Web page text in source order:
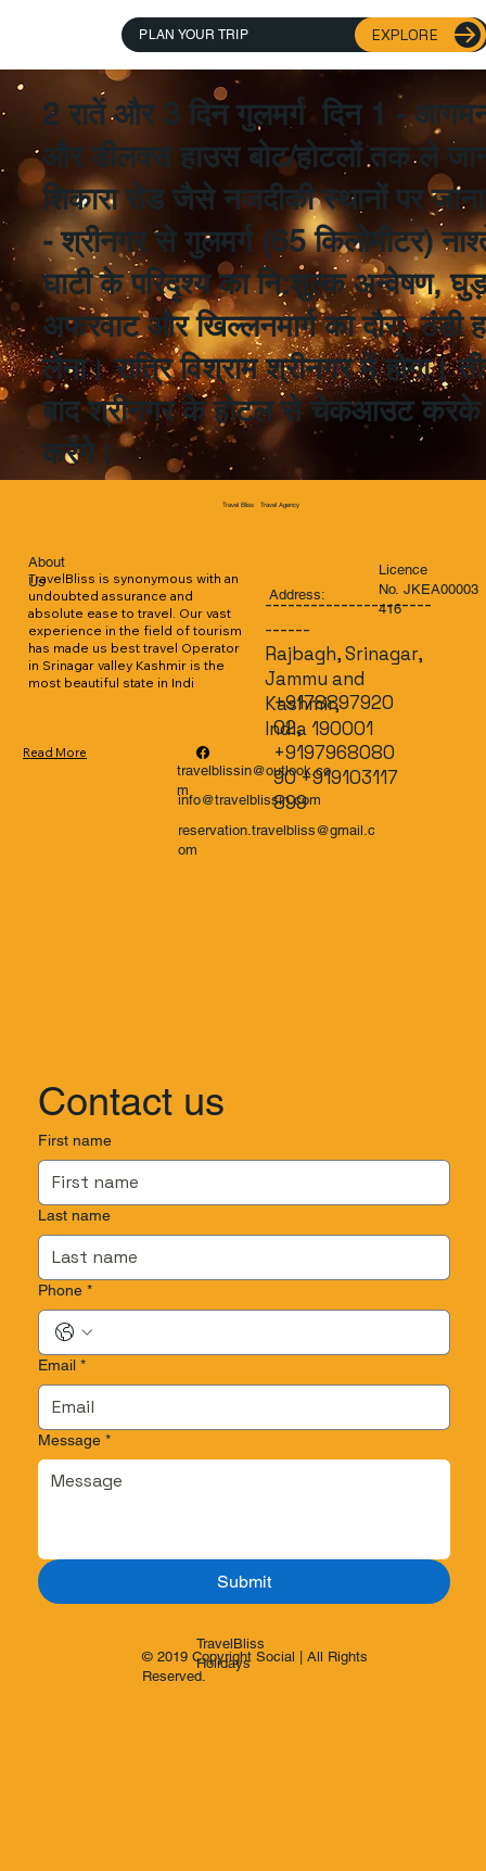
PLAN YOUR TRIP EXPLORE
​2 रातें और 3 दिन गुलमर्ग ​ दिन 1 -
और डीलक्स हाउस बोट/होटलों तक ले
शिकारा रोड जैसे नजदीकी स्थानों पर
- श्रीनगर से गुलमर्ग (65 किलोमीटर)
घाटी के परिदृश्य का नि:शुल्क अन्वेषण,
अफरवाट और खिल्लनमार्ग का दौरा,
लेना। रात्रि विश्राम श्रीनगर में होगा।
बाद श्रीनगर के होटल से चेकआउट करके
करेंगे।
Travel Bliss Travel Agency
About
Us
TravelBliss is synonymous with an
undoubted assurance and
absolute ease to travel. Our vast
experience in the field of tourism
has made us best travel Operator
in Srinagar valley Kashmir is the
most beautiful state in Indi
Read More
© 2019 Copyright Social | All Rights
Reserved.
Address:
----------------------
------
Rajbagh, Srinagar,
Jammu and
Kashmir,
India 190001
+9178897920
02,
+9197968080
90 +919103117
899
travelblissin@outlook.co
m
reservation.travelbliss@gmail.c
om
info@travelblissin.com
TravelBliss
Holidays
Contact us
First name
Last name
Phone *
Email *
Message *
Submit
Licence
No. JKEA00003
416